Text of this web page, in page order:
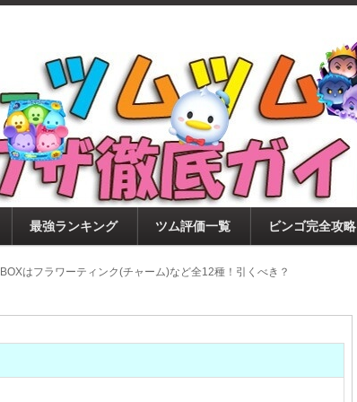
ム攻略・裏ワザ徹底ガイド
攻略サイト！新ツム・イベント・ピックアップ・
、ビンゴ・キャラ評価も丁寧に解説！ツムツムを12
最強ランキング ツム評価一覧 ビンゴ完全攻略
はフラワーティンク(チャーム)など全12種！引くべき？